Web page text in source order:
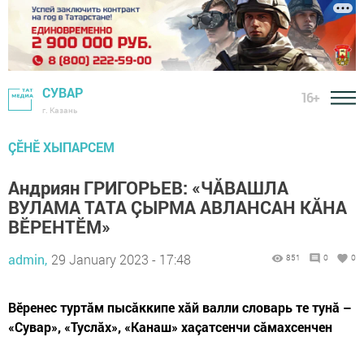
СУВАР
г. Казань
16+
ÇӖНӖ ХЫПАРСЕМ
Андриян ГРИГОРЬЕВ: «ЧĂВАШЛА
ВУЛАМА ТАТА ÇЫРМА АВЛАНСАН КĂНА
ВӖРЕНТӖМ»
admin, 29 January 2023 - 17:48 851 0 0
Вӗренес туртăм пысăккипе хăй валли словарь те тунă –
«Сувар», «Туслăх», «Канаш» хаçатсенчи сăмахсенчен